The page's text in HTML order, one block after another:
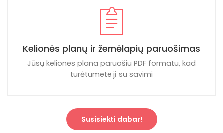
Kelionės planų ir žemėlapių paruošimas
Jūsų kelionės plana paruošiu PDF formatu, kad
turėtumete jį su savimi
Susisiekti dabar!